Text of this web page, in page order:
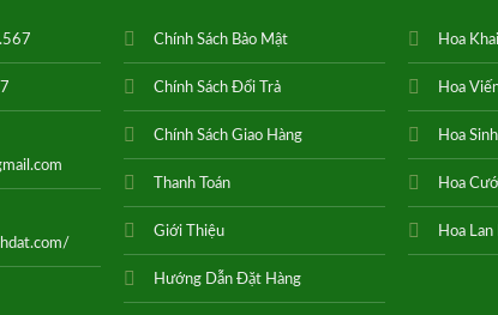
Chính Sách Bảo Mật
Chính Sách Đổi Trả
Chính Sách Giao Hàng
Thanh Toán
Giới Thiệu
Hướng Dẫn Đặt Hàng
Hoa
Hoa
Hoa
Hoa
Hoa